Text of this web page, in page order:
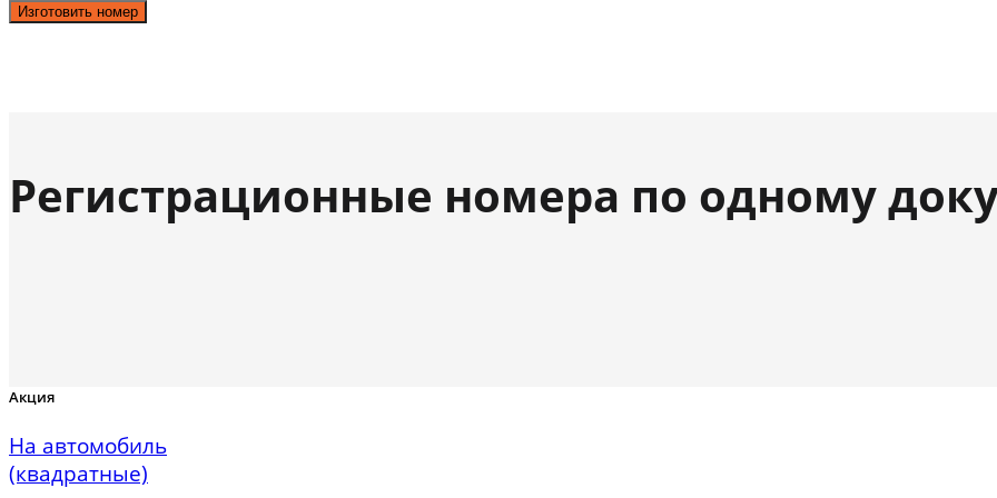
Изготовить номер
Регистрационные номера по одному
Акция
На автомобиль
(квадратные)